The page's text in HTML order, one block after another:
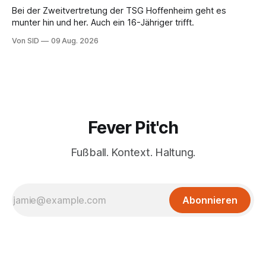
Bei der Zweitvertretung der TSG Hoffenheim geht es
munter hin und her. Auch ein 16-Jähriger trifft.
Von SID 09 Aug. 2026
Fever Pit'ch
Fußball. Kontext. Haltung.
Abonnieren